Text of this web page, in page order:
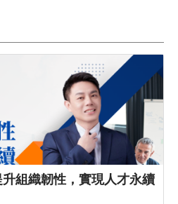
組織韌性，實現人才永續